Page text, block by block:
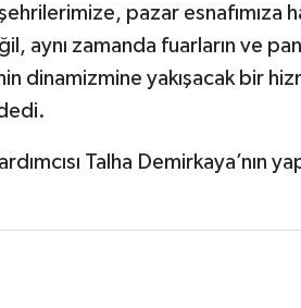
pazar esnafımıza
aynı zamanda fuarların ve
dinamizmine yakışacak bir
Talha Demirkaya’nın